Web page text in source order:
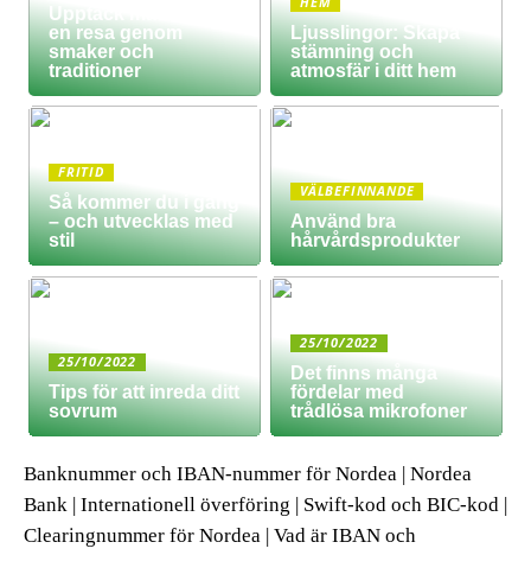
Upptäck matkultur –
en resa genom
smaker och
traditioner
Ljusslingor: Skapa
stämning och
atmosfär i ditt hem
FRITID
Så kommer du i gång
– och utvecklas med
stil
VÄLBEFINNANDE
Använd bra
hårvårdsprodukter
25/10/2022
Tips för att inreda ditt
sovrum
25/10/2022
Det finns många
fördelar med
trådlösa mikrofoner
Banknummer och IBAN-nummer för Nordea | Nordea
Bank | Internationell överföring | Swift-kod och BIC-kod |
Clearingnummer för Nordea | Vad är IBAN och